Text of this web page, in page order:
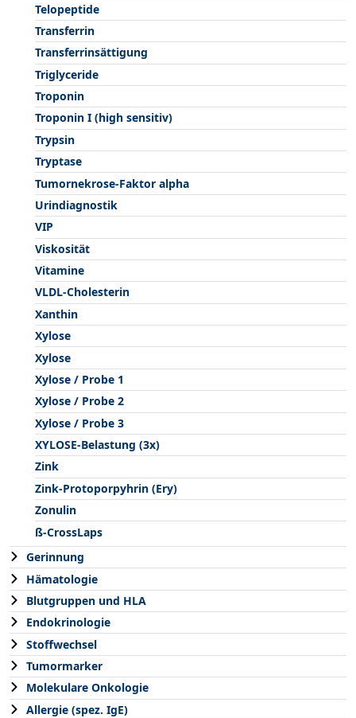
Telopeptide
Transferrin
Transferrinsättigung
Triglyceride
Troponin
Troponin I (high sensitiv)
Trypsin
Tryptase
Tumornekrose-Faktor alpha
Urindiagnostik
VIP
Viskosität
Vitamine
VLDL-Cholesterin
Xanthin
Xylose
Xylose
Xylose / Probe 1
Xylose / Probe 2
Xylose / Probe 3
XYLOSE-Belastung (3x)
Zink
Zink-Protoporpyhrin (Ery)
Zonulin
ß-CrossLaps
Gerinnung
Hämatologie
Blutgruppen und HLA
Endokrinologie
Stoffwechsel
Tumormarker
Molekulare Onkologie
Allergie (spez. IgE)